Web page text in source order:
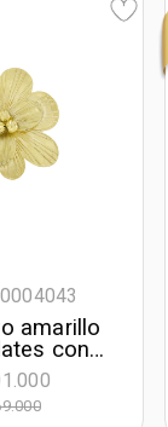
amarillo
con
Flores